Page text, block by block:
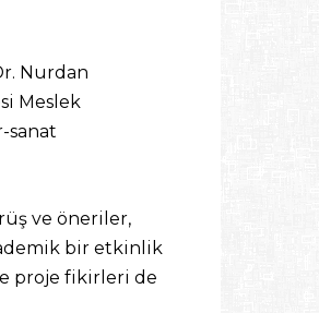
Nurdan
Meslek
sanat
ve öneriler,
bir etkinlik
proje fikirleri de